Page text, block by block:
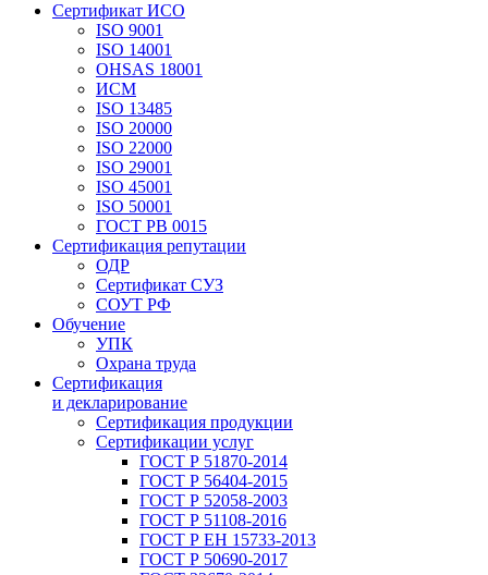
Сертификат ИСО
ISO 9001
ISO 14001
OHSAS 18001
ИСМ
ISO 13485
ISO 20000
ISO 22000
ISO 29001
ISO 45001
ISO 50001
ГОСТ РВ 0015
Сертификация репутации
ОДР
Сертификат СУЗ
СОУТ РФ
Обучение
УПК
Охрана труда
Сертификация
и декларирование
Сертификация продукции
Сертификации услуг
ГОСТ Р 51870-2014
ГОСТ Р 56404-2015
ГОСТ Р 52058-2003
ГОСТ Р 51108-2016
ГОСТ Р ЕН 15733-2013
ГОСТ Р 50690-2017